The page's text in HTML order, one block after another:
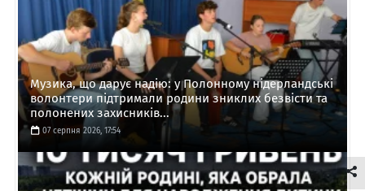
Музика, що дарує надію: у Полонному нідерландські
волонтери підтримали родини зниклих безвісти та
полонених захисників...
07 серпня 2026, 17:54